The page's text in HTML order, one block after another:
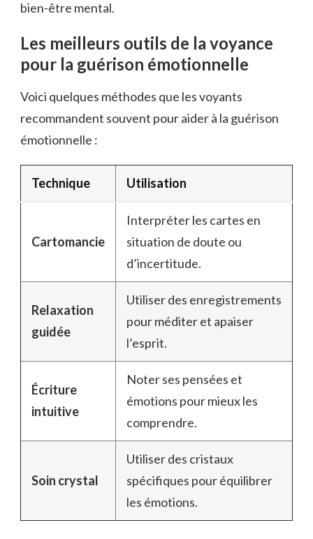
bien-être mental.
Les meilleurs outils de la voyance
pour la guérison émotionnelle
Voici quelques méthodes que les voyants
recommandent souvent pour aider à la guérison
émotionnelle :
Technique Utilisation
Cartomancie
Interpréter les cartes en
situation de doute ou
d’incertitude.
Relaxation
guidée
Utiliser des enregistrements
pour méditer et apaiser
l’esprit.
Écriture
intuitive
Noter ses pensées et
émotions pour mieux les
comprendre.
Soin crystal
Utiliser des cristaux
spécifiques pour équilibrer
les émotions.